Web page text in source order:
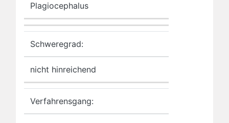
Plagiocephalus
Schweregrad:
nicht hinreichend
Verfahrensgang: